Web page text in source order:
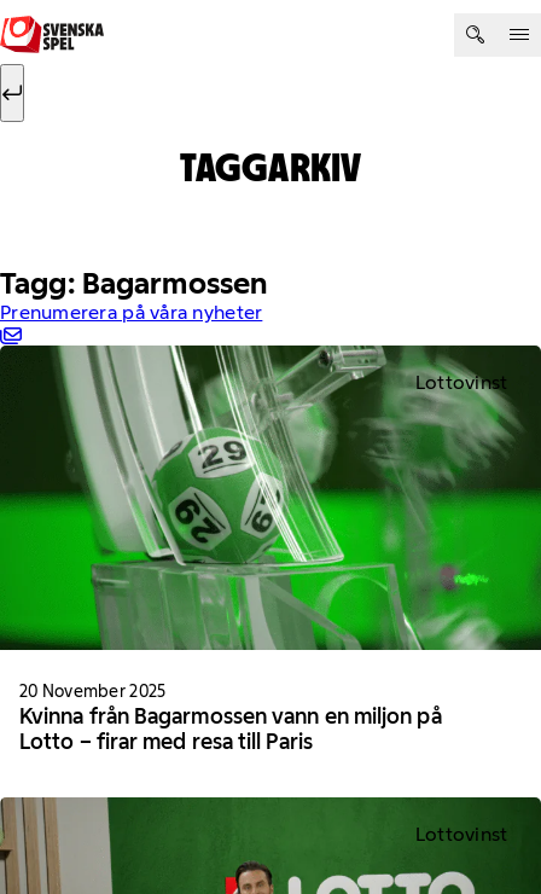
Hoppa till innehåll
Sök efter:
TAGGARKIV
Tagg: Bagarmossen
Prenumerera på våra nyheter
Lottovinst
20 November 2025
Kvinna från Bagarmossen vann en miljon på
Lotto – firar med resa till Paris
Lottovinst